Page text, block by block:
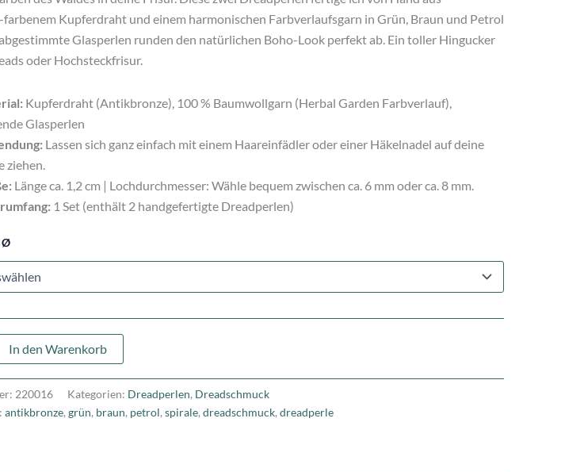
Kupferdraht und einem harmonischen Farbverlaufsgarn in Grün, Braun und Petrol
Glasperlen runden den natürlichen Boho-Look perfekt ab. Ein toller Hingucker
oder Hochsteckfrisur.
Kupferdraht (Antikbronze), 100 % Baumwollgarn (Herbal Garden Farbverlauf),
Glasperlen
Lassen sich ganz einfach mit einem Haareinfädler oder einer Häkelnadel auf deine
ziehen.
Länge ca. 1,2 cm | Lochdurchmesser: Wähle bequem zwischen ca. 6 mm oder ca. 8 mm.
1 Set (enthält 2 handgefertigte Dreadperlen)
Ø
In den Warenkorb
220016 Kategorien: Dreadperlen, Dreadschmuck
antikbronze, grün, braun, petrol, spirale, dreadschmuck, dreadperle